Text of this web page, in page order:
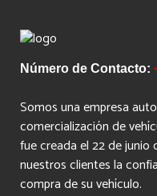
Número de Contacto:
Somos una empresa
comercialización de
fue creada el 22 de junio
nuestros clientes la
compra de su vehículo.